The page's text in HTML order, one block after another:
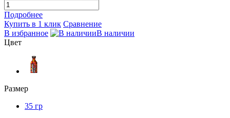
Подробнее
Купить в 1 клик Сравнение
В избранное
В наличии
Цвет
Размер
35 гр